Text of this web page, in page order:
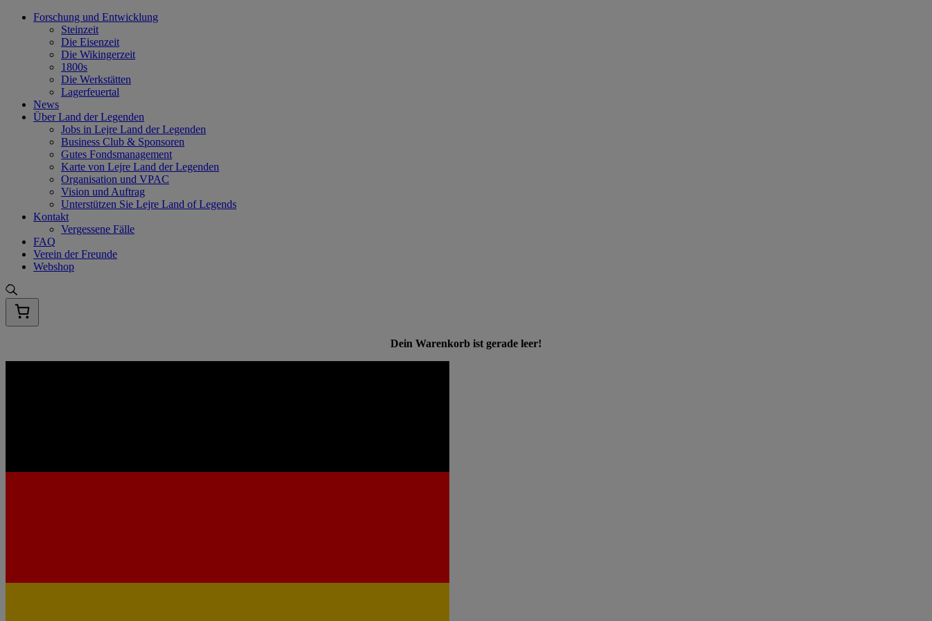
Skip
Forschung und Entwicklung
Steinzeit
Die Eisenzeit
Die Wikingerzeit
1800s
Die Werkstätten
Lagerfeuertal
News
Über Land der Legenden
Jobs in Lejre Land der Legenden
Business Club & Sponsoren
Gutes Fondsmanagement
Karte von Lejre Land der Legenden
Organisation und VPAC
Vision und Auftrag
Unterstützen Sie Lejre Land of Legends
Kontakt
Vergessene Fälle
FAQ
Verein der Freunde
Webshop
Dein Warenkorb ist gerade leer!